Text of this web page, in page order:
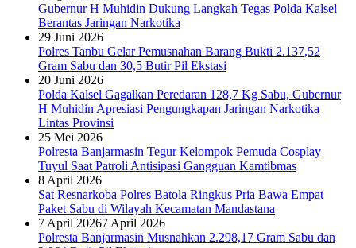
Gubernur H Muhidin Dukung Langkah Tegas Polda Kalsel
Berantas Jaringan Narkotika
29 Juni 2026
Polres Tanbu Gelar Pemusnahan Barang Bukti 2.137,52
Gram Sabu dan 30,5 Butir Pil Ekstasi
20 Juni 2026
Polda Kalsel Gagalkan Peredaran 128,7 Kg Sabu, Gubernur
H Muhidin Apresiasi Pengungkapan Jaringan Narkotika
Lintas Provinsi
25 Mei 2026
Polresta Banjarmasin Tegur Kelompok Pemuda Cosplay
Tuyul Saat Patroli Antisipasi Gangguan Kamtibmas
8 April 2026
Sat Resnarkoba Polres Batola Ringkus Pria Bawa Empat
Paket Sabu di Wilayah Kecamatan Mandastana
7 April 20267 April 2026
Polresta Banjarmasin Musnahkan 2.298,17 Gram Sabu dan